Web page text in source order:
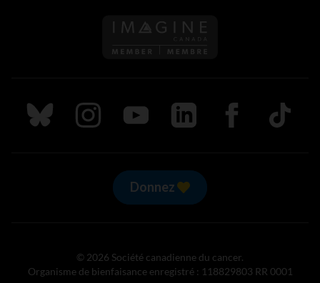
Suivez nous sur Bluesky
Suivez nous sur Instagram
Suivez nous sur Youtube
Suivez nous sur LinkedIn
Suivez nous sur
TikTok
Donnez
© 2026 Société canadienne du cancer.
Organisme de bienfaisance enregistré : 118829803 RR 0001